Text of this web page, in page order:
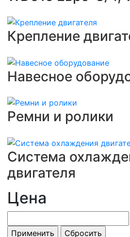
Крепление
Навесное
Ремни и ролики
Система
двигателя
Цена